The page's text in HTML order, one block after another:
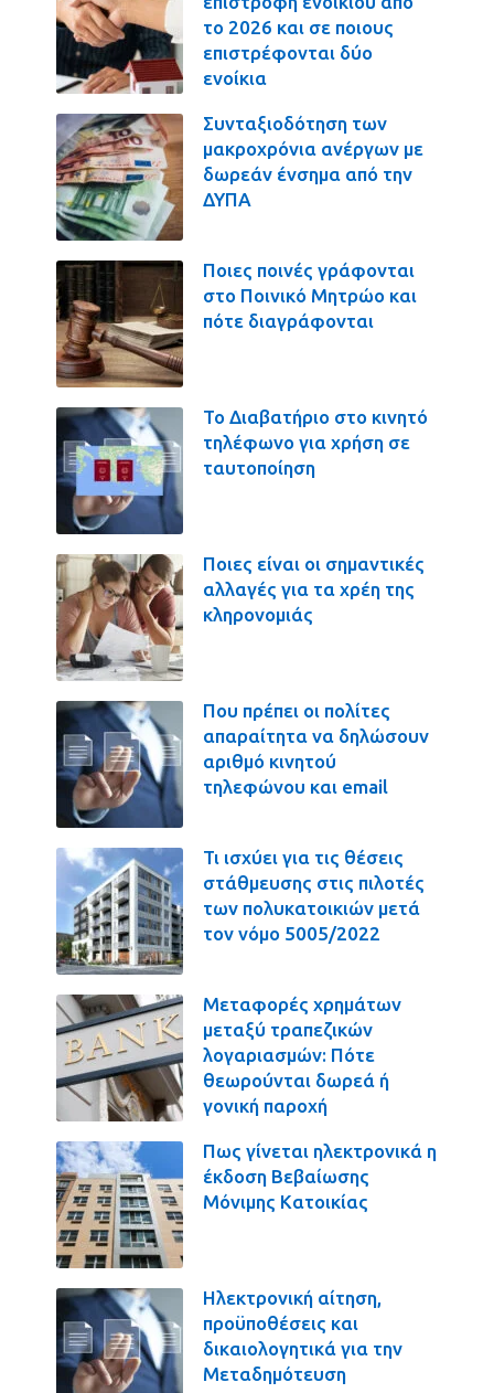
το 2026 και σε ποιους
επιστρέφονται δύο
ενοίκια
Συνταξιοδότηση των
μακροχρόνια ανέργων με
δωρεάν ένσημα από την
ΔΥΠΑ
Ποιες ποινές γράφονται
στο Ποινικό Μητρώο και
πότε διαγράφονται
Το Διαβατήριο στο κινητό
τηλέφωνο για χρήση σε
ταυτοποίηση
Ποιες είναι οι σημαντικές
αλλαγές για τα χρέη της
κληρονομιάς
Που πρέπει οι πολίτες
απαραίτητα να δηλώσουν
αριθμό κινητού
τηλεφώνου και email
Τι ισχύει για τις θέσεις
στάθμευσης στις πιλοτές
των πολυκατοικιών μετά
τον νόμο 5005/2022
Μεταφορές χρημάτων
μεταξύ τραπεζικών
λογαριασμών: Πότε
θεωρούνται δωρεά ή
γονική παροχή
Πως γίνεται ηλεκτρονικά η
έκδοση Βεβαίωσης
Μόνιμης Κατοικίας
Ηλεκτρονική αίτηση,
προϋποθέσεις και
δικαιολογητικά για την
Μεταδημότευση